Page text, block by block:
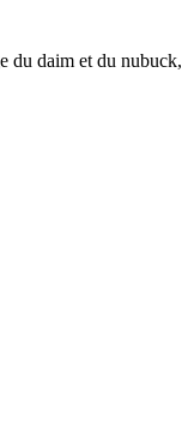
du daim et du nubuck,